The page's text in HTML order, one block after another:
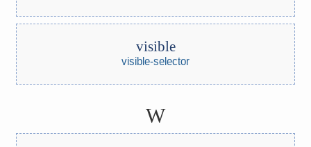
visible
visible-selector
W